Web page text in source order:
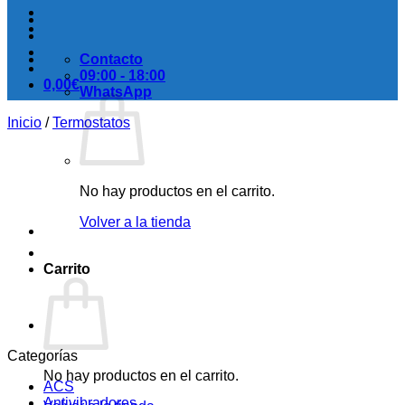
0,00€
No hay productos en el carrito.
Volver a la tienda
Carrito
No hay productos en el carrito.
Contacto
09:00 - 18:00
WhatsApp
Inicio / Termostatos
Categorías
ACS